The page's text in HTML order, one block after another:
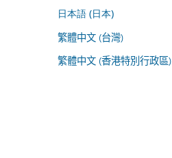
日本語 (日本)
繁體中文 (台灣)
繁體中文 (香港特別行政區)